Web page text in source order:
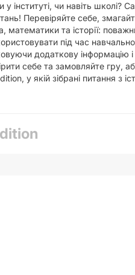
інституті, чи навіть школі?
Перевіряйте себе,
математики та історії:
під час
додаткову інформацію і
себе та замовляйте гру,
у якій зібрані питання з